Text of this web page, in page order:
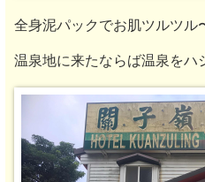
全身泥パックでお肌ツルツル
温泉地に来たならば温泉をハ